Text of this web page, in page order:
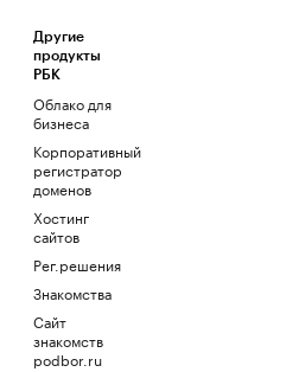
Другие
продукты
РБК
Облако для
бизнеса
Корпоративный
регистратор
доменов
Хостинг
сайтов
Рег.решения
Знакомства
Сайт
знакомств
podbor.ru